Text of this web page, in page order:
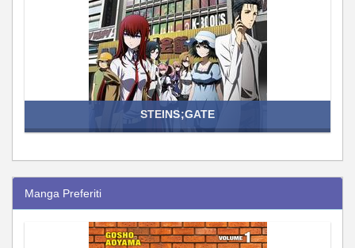
STEINS;GATE
Manga Preferiti